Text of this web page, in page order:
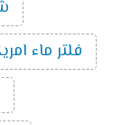
فلتر ماء امريكي 7